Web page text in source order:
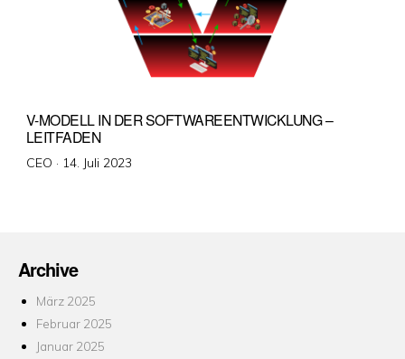
V-MODELL IN DER SOFTWAREENTWICKLUNG –
LEITFADEN
CEO · Veröffentlicht
14. Juli 2023
Archive
März 2025
Februar 2025
Januar 2025